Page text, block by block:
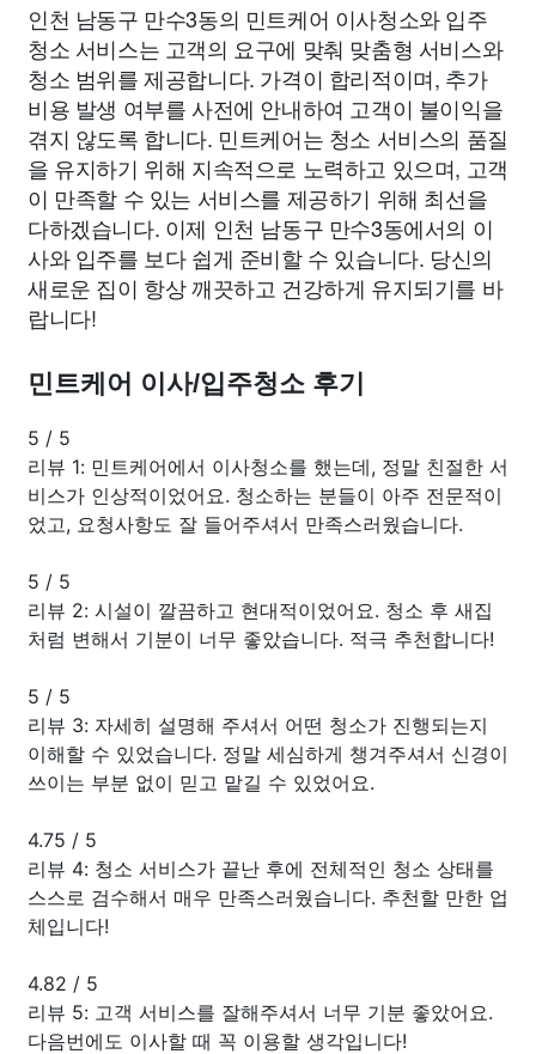
인천 남동구 만수3동의 민트케어 이사청소와 입주
청소 서비스는 고객의 요구에 맞춰 맞춤형 서비스와
청소 범위를 제공합니다. 가격이 합리적이며, 추가
비용 발생 여부를 사전에 안내하여 고객이 불이익을
겪지 않도록 합니다. 민트케어는 청소 서비스의 품질
을 유지하기 위해 지속적으로 노력하고 있으며, 고객
이 만족할 수 있는 서비스를 제공하기 위해 최선을
다하겠습니다. 이제 인천 남동구 만수3동에서의 이
사와 입주를 보다 쉽게 준비할 수 있습니다. 당신의
새로운 집이 항상 깨끗하고 건강하게 유지되기를 바
랍니다!
민트케어 이사/입주청소 후기
5 / 5
리뷰 1: 민트케어에서 이사청소를 했는데, 정말 친절한 서
비스가 인상적이었어요. 청소하는 분들이 아주 전문적이
었고, 요청사항도 잘 들어주셔서 만족스러웠습니다.
5 / 5
리뷰 2: 시설이 깔끔하고 현대적이었어요. 청소 후 새집
처럼 변해서 기분이 너무 좋았습니다. 적극 추천합니다!
5 / 5
리뷰 3: 자세히 설명해 주셔서 어떤 청소가 진행되는지
이해할 수 있었습니다. 정말 세심하게 챙겨주셔서 신경이
쓰이는 부분 없이 믿고 맡길 수 있었어요.
4.75 / 5
리뷰 4: 청소 서비스가 끝난 후에 전체적인 청소 상태를
스스로 검수해서 매우 만족스러웠습니다. 추천할 만한 업
체입니다!
4.82 / 5
리뷰 5: 고객 서비스를 잘해주셔서 너무 기분 좋았어요.
다음번에도 이사할 때 꼭 이용할 생각입니다!